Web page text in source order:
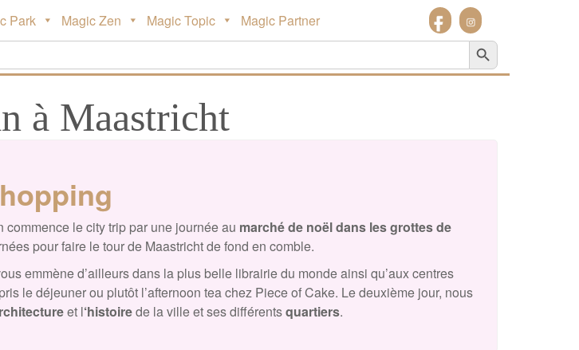
Park Magic Zen Magic Topic
Magic Partner
Search Button
à Maastricht
commence le city trip par une journée au marché de noël dans les grottes de
pour faire le tour de Maastricht de fond en comble.
emmène d’ailleurs dans la plus belle librairie du monde ainsi qu’aux centres
le déjeuner ou plutôt l’afternoon tea chez Piece of Cake. Le deuxième jour, nous
et l‘histoirede la ville et ses différentsquartiers.